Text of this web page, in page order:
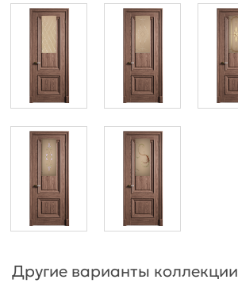
Другие варианты коллекции